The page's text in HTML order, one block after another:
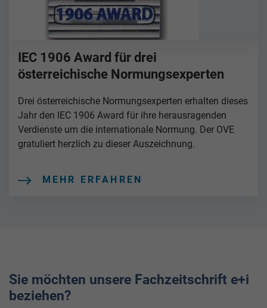
IEC 1906 Award für drei
österreichische Normungsexperten
Drei österreichische Normungsexperten erhalten dieses
Jahr den IEC 1906 Award für ihre herausragenden
Verdienste um die internationale Normung. Der OVE
gratuliert herzlich zu dieser Auszeichnung.
MEHR ERFAHREN
Sie möchten unsere Fachzeitschrift e+i
beziehen?